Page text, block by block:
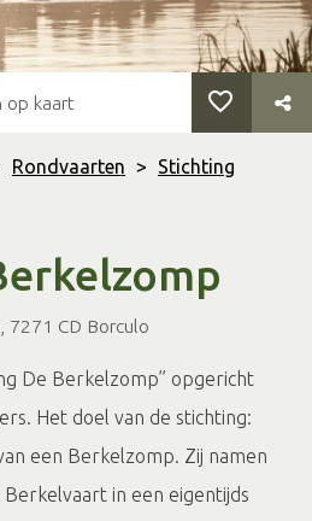
Rondvaarten >
Stichting
7271 CD Borculo
op kaart
De Berkelzomp” opgericht
Het doel van de stichting:
een Berkelzomp. Zij namen
in een eigentijds